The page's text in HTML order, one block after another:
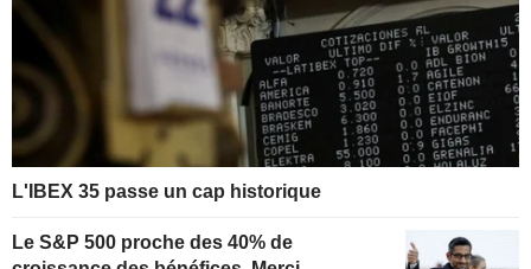
L'IBEX 35 passe un cap historique
Le S&P 500 proche des 40% de